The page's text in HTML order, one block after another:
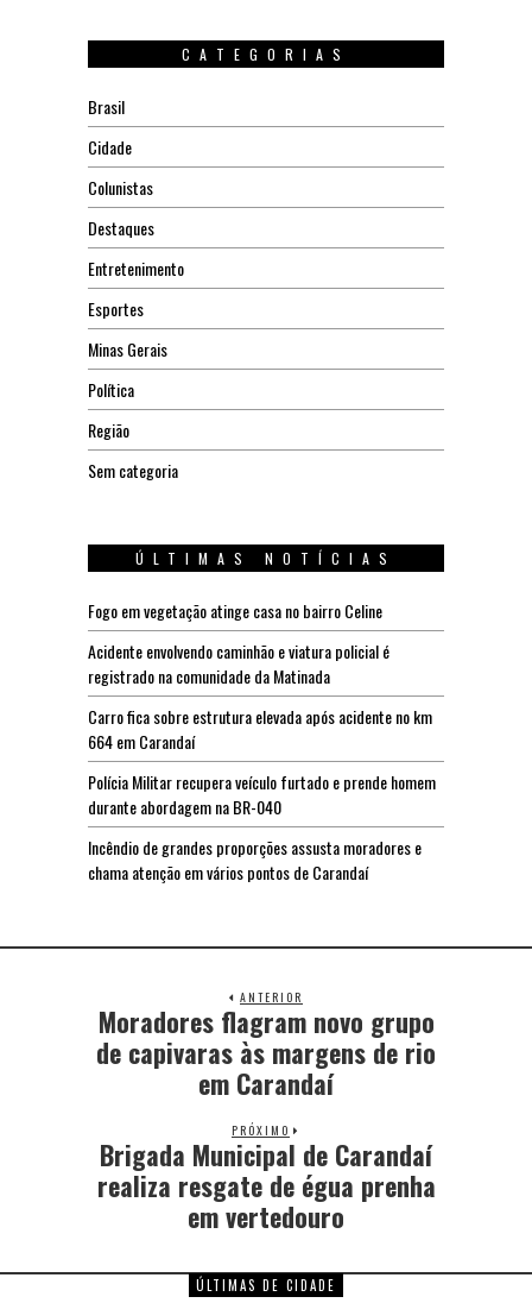
CATEGORIAS
Brasil
Cidade
Colunistas
Destaques
Entretenimento
Esportes
Minas Gerais
Política
Região
Sem categoria
ÚLTIMAS NOTÍCIAS
Fogo em vegetação atinge casa no bairro Celine
Acidente envolvendo caminhão e viatura policial é
registrado na comunidade da Matinada
Carro fica sobre estrutura elevada após acidente no km
664 em Carandaí
Polícia Militar recupera veículo furtado e prende homem
durante abordagem na BR-040
Incêndio de grandes proporções assusta moradores e
chama atenção em vários pontos de Carandaí
ANTERIOR
Moradores flagram novo grupo
de capivaras às margens de rio
em Carandaí
PRÓXIMO
Brigada Municipal de Carandaí
realiza resgate de égua prenha
em vertedouro
ÚLTIMAS DE CIDADE